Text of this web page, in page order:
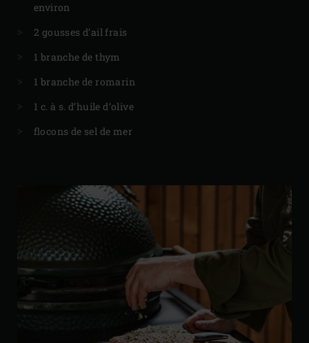
environ
2 gousses d’ail frais
1 branche de thym
1 branche de romarin
1 c. à s. d’huile d’olive
flocons de sel de mer